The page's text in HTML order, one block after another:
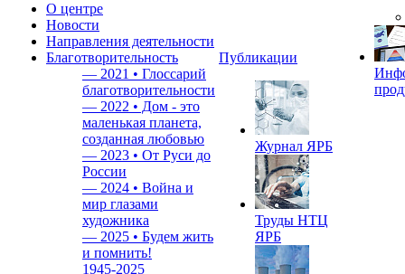
О центре
Новости
Направления деятельности
Благотворительность
— 2021 • Глоссарий
благотворительности
— 2022 • Дом - это
маленькая планета,
созданная любовью
— 2023 • От Руси до
России
— 2024 • Война и
мир глазами
художника
— 2025 • Будем жить
и помнить!
1945-2025
Публикации
Журнал ЯРБ
Труды НТЦ
ЯРБ